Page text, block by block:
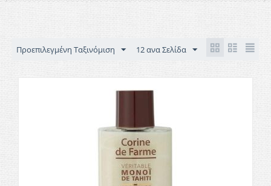
Προεπιλεγμένη Ταξινόμιση 12 ανα Σελίδα